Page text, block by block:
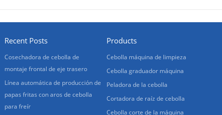
Recent Posts
Cosechadora de cebolla de
montaje frontal de eje trasero
Línea automática de producción de
papas fritas con aros de cebolla
para freír
Products
Cebolla máquina de limpieza
Cebolla graduador máquina
Peladora de la cebolla
Cortadora de raíz de cebolla
Cebolla corte de la máquina